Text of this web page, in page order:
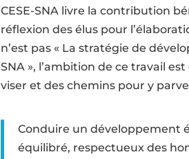
CESE-SNA livre la contribution
réflexion des élus pour
n’est pas « La stratégie de
SNA », l’ambition de ce travail
viser et des chemins pour y
Conduire un développement
équilibré, respectueux des